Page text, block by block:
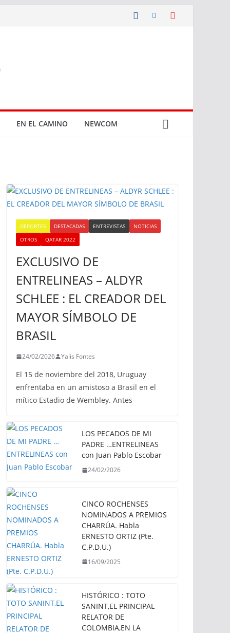
EN EL CAMINO NEWCOM
DEPORTES DESTACADAS ENTREVISTAS
NOTICIAS
OTROS
QATAR 2022
EXCLUSIVO DE
ENTRELINEAS – ALDYR
SCHLEE : EL CREADOR DEL
MAYOR SÍMBOLO DE
BRASIL
24/02/2026 Yalis Fontes
El 15 de noviembre del 2018, Uruguay
enfrentaba en un amistoso a Brasil en el
mítico Estadio de Wembley. Antes
LOS PECADOS DE MI
PADRE …ENTRELINEAS
con Juan Pablo Escobar
24/02/2026
CINCO ROCHENSES
NOMINADOS A PREMIOS
CHARRÚA. Habla
ERNESTO ORTIZ (Pte.
C.P.D.U.)
16/09/2025
HISTÓRICO : TOTO
SANINT,EL PRINCIPAL
RELATOR DE
COLOMBIA,EN LA